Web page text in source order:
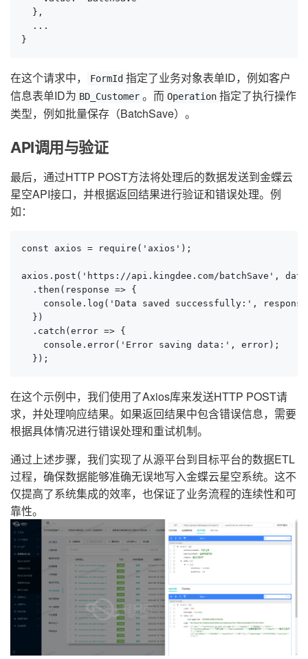
  },
  ...
}
在这个请求中， FormId 指定了业务对象表单ID，例如客户
信息表单ID为 BD_Customer 。而 Operation 指定了执行操作
类型，例如批量保存（BatchSave）。
API调用与验证
最后，通过HTTP POST方法将处理后的数据发送到金蝶云
星空API接口，并根据返回结果进行验证和错误处理。例
如：
const axios = require('axios');
axios.post('https://api.kingdee.com/batchSave',
  .then(response => {
console.log('Data saved successfully:',
  })
  .catch(error => {
    console.error('Error saving data:', error);
  });
在这个示例中，我们使用了Axios库来发送HTTP POST请
求，并处理响应结果。如果返回结果中包含错误信息，需要
根据具体情况进行错误处理和重试机制。
通过上述步骤，我们实现了从源平台到目标平台的数据ETL
过程，确保数据能够准确无误地写入金蝶云星空系统。这不
仅提高了系统集成的效率，也保证了业务流程的连续性和可
靠性。